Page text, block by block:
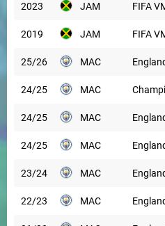
2023 JAM FIFA
2019 JAM FIFA
25/26 MAC
24/25 MAC
24/25 MAC
24/25 MAC
23/24 MAC
22/23 MAC